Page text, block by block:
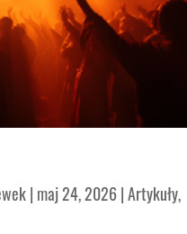
| maj 24, 2026|Artykuły,